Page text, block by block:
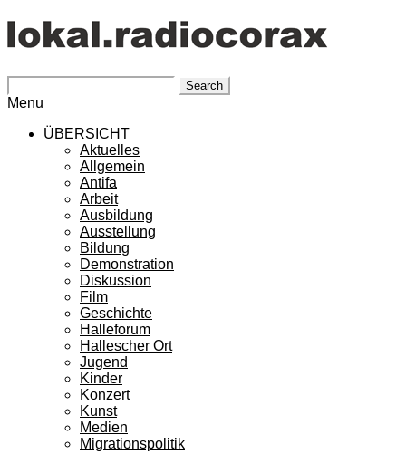
Search
Menu
ÜBERSICHT
Aktuelles
Allgemein
Antifa
Arbeit
Ausbildung
Ausstellung
Bildung
Demonstration
Diskussion
Film
Geschichte
Halleforum
Hallescher Ort
Jugend
Kinder
Konzert
Kunst
Medien
Migrationspolitik